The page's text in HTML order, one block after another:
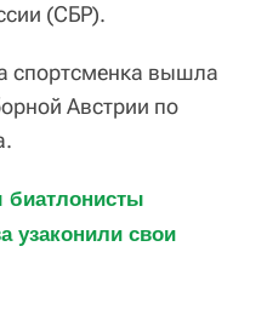
(СБР).
спортсменка вышла
Австрии по
узаконили свои